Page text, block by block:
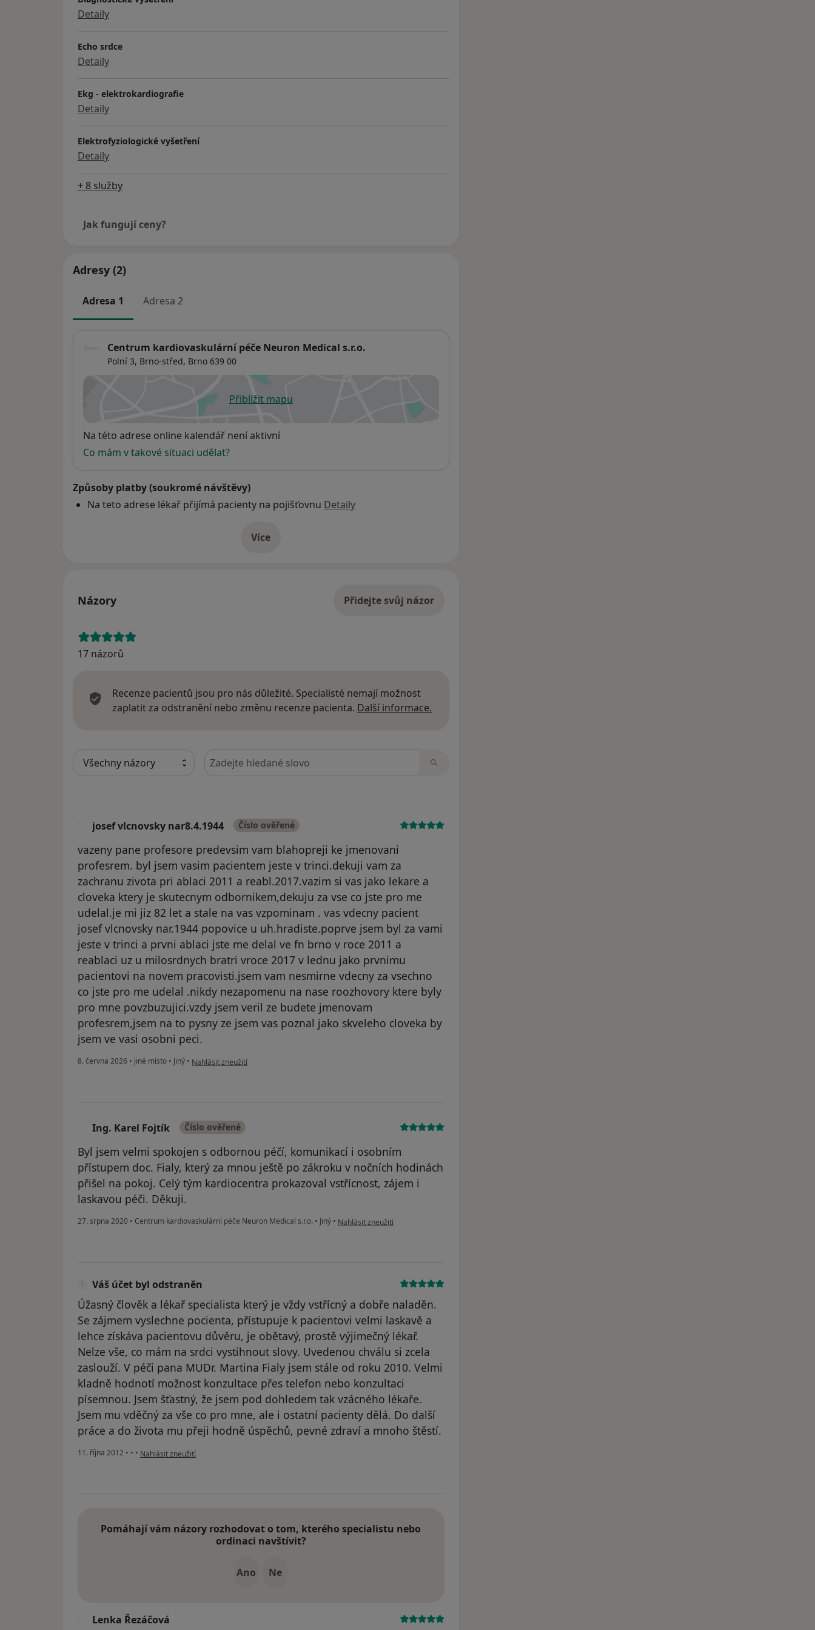
Detaily
Echo srdce
Detaily
Ekg - elektrokardiografie
Detaily
Elektrofyziologické vyšetření
Detaily
+ 8 služby
Jak fungují ceny?
Adresy (2)
Adresa 1 Adresa 2
Centrum kardiovaskulární péče Neuron Medical s.r.o.
Polní 3, Brno-střed, Brno 639 00
Přiblížit mapuse otevře v nové záložce
Dostupnost
Na této adrese online kalendář není aktivní
Co mám v takové situaci udělat?
Způsoby platby (soukromé návštěvy)
Na teto adrese lékař přijímá pacienty na pojišťovnu Detaily
Víceo adrese
Názory Přidejte svůj názor
17 názorů
Recenze pacientů jsou pro nás důležité. Specialisté nemají možnost
zaplatit za odstranění nebo změnu recenze pacienta. Další informace.
Hledejte v názorech
josef vlcnovsky nar8.4.1944 Číslo ověřené
vazeny pane profesore predevsim vam blahopreji ke jmenovani
profesrem. byl jsem vasim pacientem jeste v trinci.dekuji vam za
zachranu zivota pri ablaci 2011 a reabl.2017.vazim si vas jako lekare a
cloveka ktery je skutecnym odbornikem,dekuju za vse co jste pro me
udelal.je mi jiz 82 let a stale na vas vzpominam . vas vdecny pacient
josef vlcnovsky nar.1944 popovice u uh.hradiste.poprve jsem byl za vami
jeste v trinci a prvni ablaci jste me delal ve fn brno v roce 2011 a
reablaci uz u milosrdnych bratri vroce 2017 v lednu jako prvnimu
pacientovi na novem pracovisti.jsem vam nesmirne vdecny za vsechno
co jste pro me udelal .nikdy nezapomenu na nase roozhovory ktere byly
pro mne povzbuzujici.vzdy jsem veril ze budete jmenovam
profesrem,jsem na to pysny ze jsem vas poznal jako skveleho cloveka by
jsem ve vasi osobni peci.
8. června 2026 • jiné místo • Jiný • podle názoru uživatele josef vlcnovsky nar8.4.1944
Nahlásit zneužití
Ing. Karel Fojtík Číslo ověřené
Byl jsem velmi spokojen s odbornou péčí, komunikací i osobním
přístupem doc. Fialy, který za mnou ještě po zákroku v nočních hodinách
přišel na pokoj. Celý tým kardiocentra prokazoval vstřícnost, zájem i
laskavou péči. Děkuji.
27. srpna 2020 • Centrum kardiovaskulární péče Neuron Medical s.r.o. • Jiný • podle názoru uživatele Ing. Karel Fojtík
Nahlásit zneužití
Váš účet byl odstraněn
Úžasný člověk a lékař specialista který je vždy vstřícný a dobře naladěn.
Se zájmem vyslechne pocienta, přístupuje k pacientovi velmi laskavě a
lehce získáva pacientovu důvěru, je obětavý, prostě výjimečný lékař.
Nelze vše, co mám na srdci vystihnout slovy. Uvedenou chválu si zcela
zaslouží. V péči pana MUDr. Martina Fialy jsem stále od roku 2010. Velmi
kladně hodnotí možnost konzultace přes telefon nebo konzultaci
písemnou. Jsem šťastný, že jsem pod dohledem tak vzácného lékaře.
Jsem mu vděčný za vše co pro mne, ale i ostatní pacienty dělá. Do další
práce a do života mu přeji hodně úspěchů, pevné zdraví a mnoho štěstí.
11. října 2012 • • • podle názoru uživatele Váš účet byl odstraněn
Nahlásit zneužití
Pomáhají vám názory rozhodovat o tom, kterého specialistu nebo
ordinaci navštívit?
Ano Ne
Lenka Řezáčová